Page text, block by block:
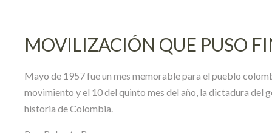
MOVILIZACIÓN QUE PUSO
Mayo de 1957 fue un mes memorable para el pueblo
movimiento y el 10 del quinto mes del año, la dictadura del
historia de Colombia.